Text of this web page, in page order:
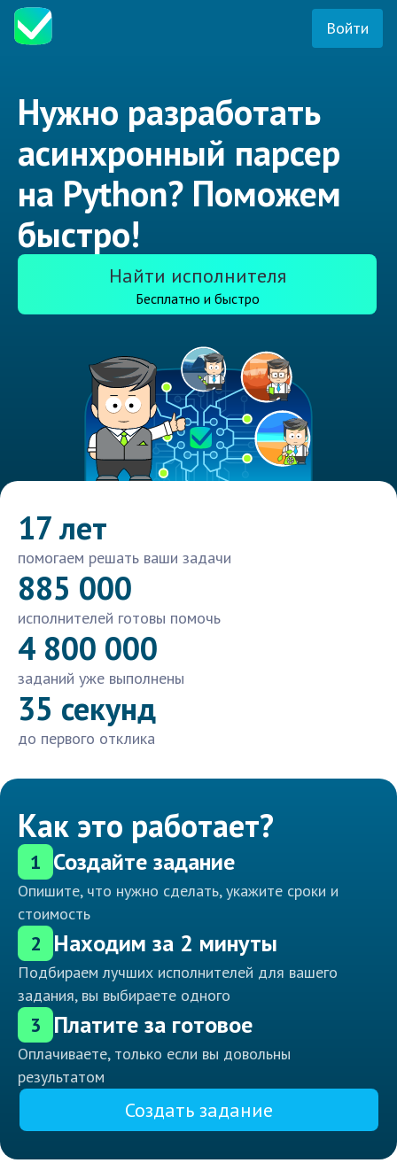
Войти
Нужно разработать
асинхронный парсер
на Python? Поможем
быстро!
Найти исполнителя
Бесплатно и быстро
17 лет
помогаем решать ваши задачи
885 000
исполнителей готовы помочь
4 800 000
заданий уже выполнены
35 секунд
до первого отклика
Как это работает?
1 Создайте задание
Опишите, что нужно сделать, укажите сроки и
стоимость
2 Находим за 2 минуты
Подбираем лучших исполнителей для вашего
задания, вы выбираете одного
3 Платите за готовое
Оплачиваете, только если вы довольны
результатом
Создать задание